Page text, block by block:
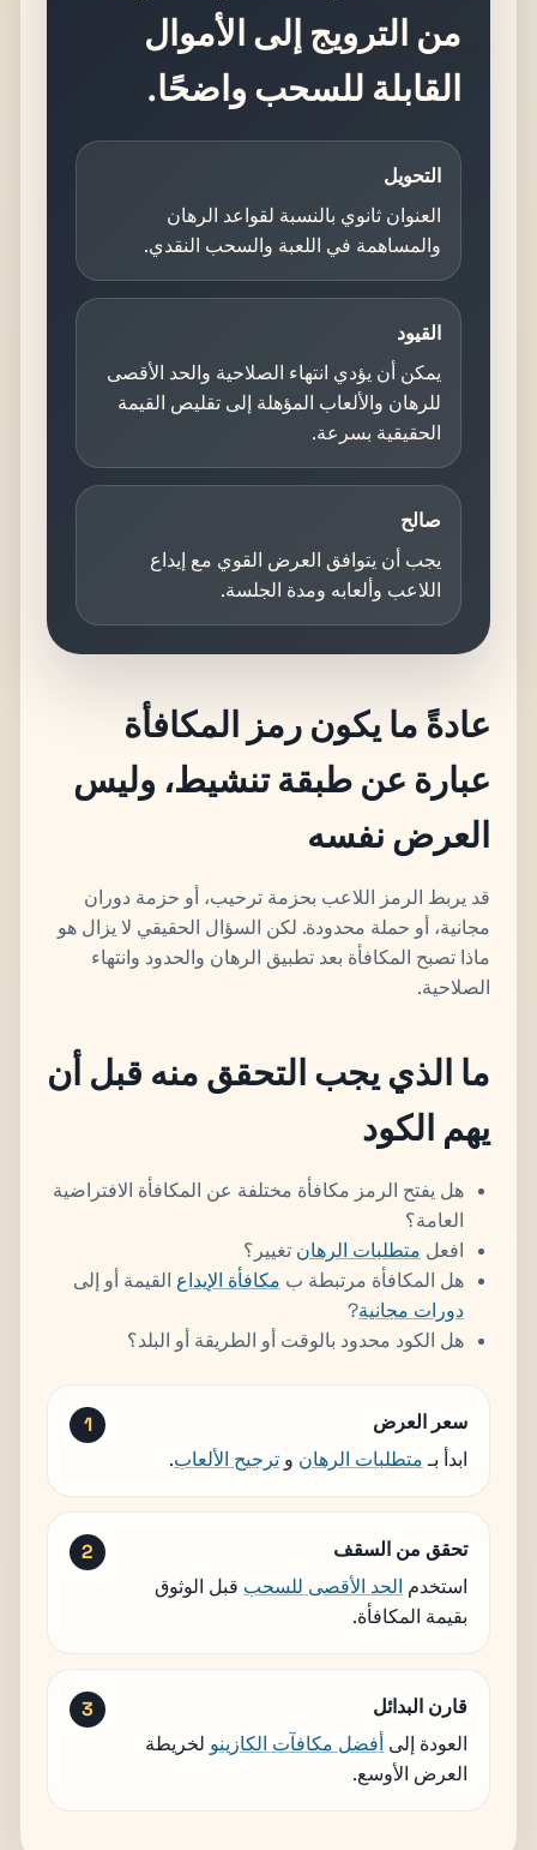
من الترويج إلى الأموال
القابلة للسحب واضحًا.
التحويل
العنوان ثانوي بالنسبة لقواعد الرهان
والمساهمة في اللعبة والسحب النقدي.
القيود
يمكن أن يؤدي انتهاء الصلاحية والحد الأقصى
للرهان والألعاب المؤهلة إلى تقليص القيمة
الحقيقية بسرعة.
صالح
يجب أن يتوافق العرض القوي مع إيداع
اللاعب وألعابه ومدة الجلسة.
عادةً ما يكون رمز المكافأة
عبارة عن طبقة تنشيط، وليس
العرض نفسه
قد يربط الرمز اللاعب بحزمة ترحيب، أو حزمة دوران
مجانية، أو حملة محدودة. لكن السؤال الحقيقي لا يزال هو
ماذا تصبح المكافأة بعد تطبيق الرهان والحدود وانتهاء
الصلاحية.
ما الذي يجب التحقق منه قبل أن
يهم الكود
هل يفتح الرمز مكافأة مختلفة عن المكافأة الافتراضية
العامة؟
افعل متطلبات الرهان تغيير؟
هل المكافأة مرتبطة ب مكافأة الإيداع القيمة أو إلى
دورات مجانية?
هل الكود محدود بالوقت أو الطريقة أو البلد؟
سعر العرض
ابدأ بـمتطلبات الرهان و ترجيح الألعاب.
تحقق من السقف
استخدم الحد الأقصى للسحب قبل الوثوق
بقيمة المكافأة.
قارن البدائل
العودة إلى أفضل مكافآت الكازينو لخريطة
العرض الأوسع.